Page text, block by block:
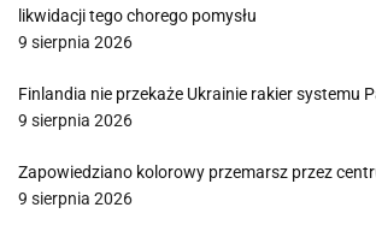
likwidacji tego chorego pomysłu
9 sierpnia 2026
Finlandia nie przekaże Ukrainie rakier systemu
9 sierpnia 2026
Zapowiedziano kolorowy przemarsz przez
9 sierpnia 2026